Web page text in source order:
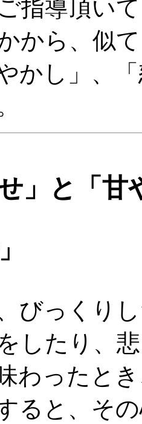
指導頂い
から、似
かし」、
」と「甘
びっくり
したり、
わったと
ると、そ